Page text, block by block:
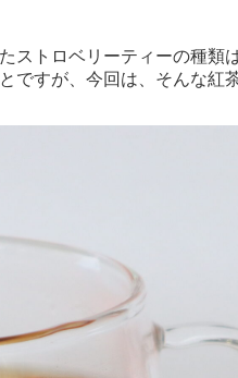
ストロベリーティーの種類
ですが、今回は、そんな紅